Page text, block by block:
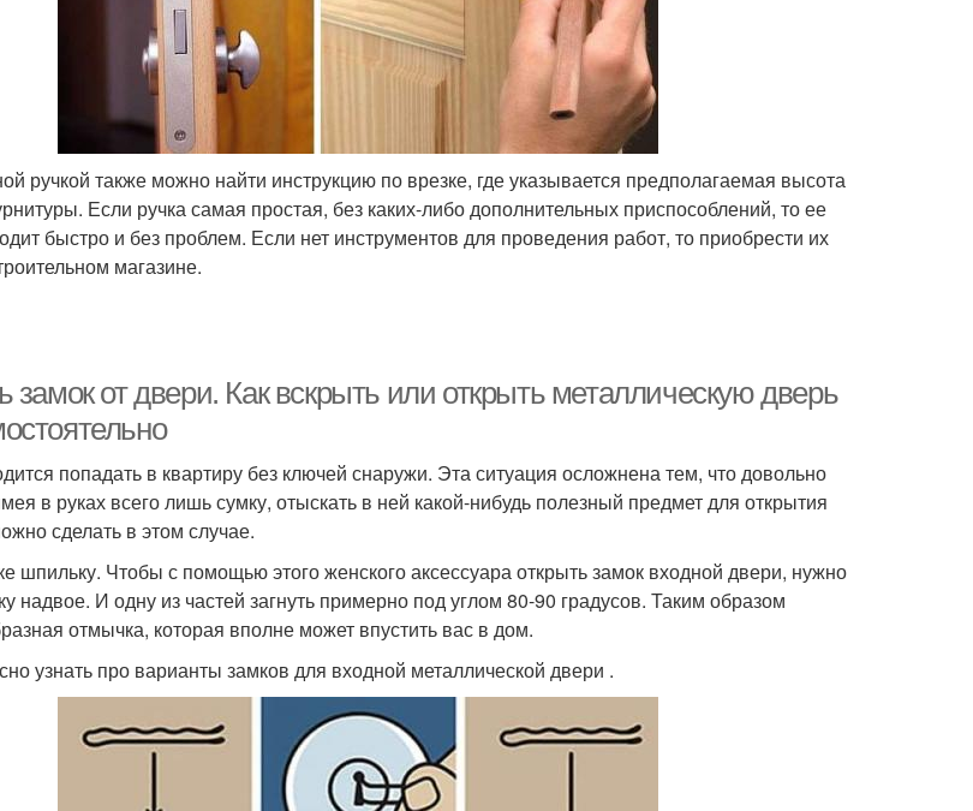
ручкой также можно найти инструкцию по врезке, где указывается предполагаемая высота
Если ручка самая простая, без каких-либо дополнительных приспособлений, то ее
быстро и без проблем. Если нет инструментов для проведения работ, то приобрести их
магазине.
замок от двери. Как вскрыть или открыть металлическую дверь
попадать в квартиру без ключей снаружи. Эта ситуация осложнена тем, что довольно
в руках всего лишь сумку, отыскать в ней какой-нибудь полезный предмет для открытия
сделать в этом случае.
шпильку. Чтобы с помощью этого женского аксессуара открыть замок входной двери, нужно
надвое. И одну из частей загнуть примерно под углом 80-90 градусов. Таким образом
отмычка, которая вполне может впустить вас в дом.
узнать про варианты замков для входной металлической двери .